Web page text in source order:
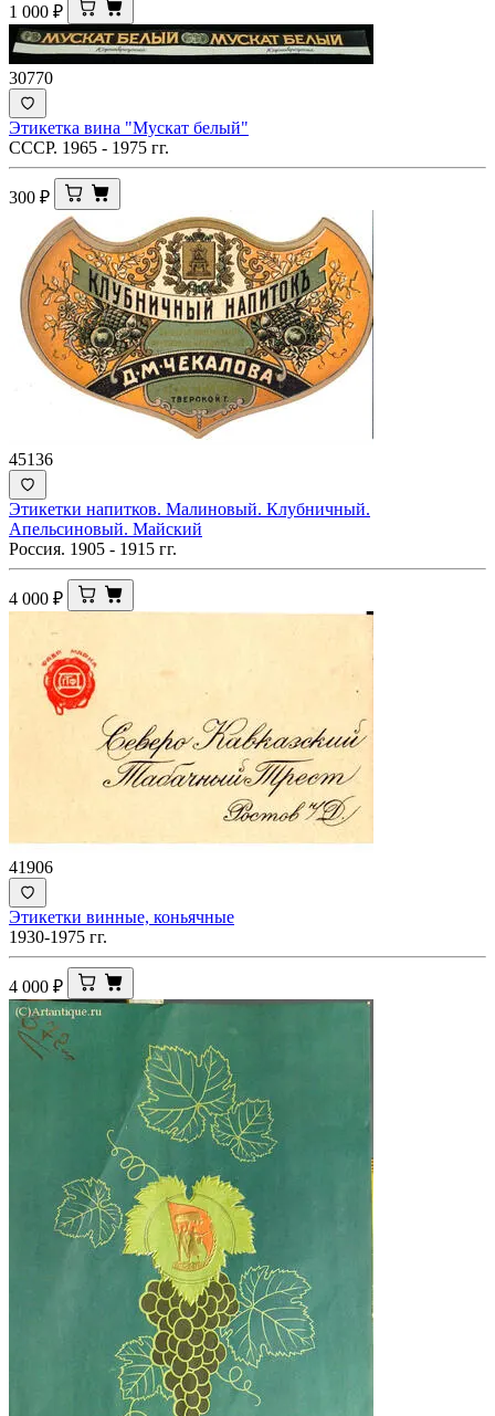
1 000 ₽
30770
Этикетка вина "Мускат белый"
СССР. 1965 - 1975 гг.
300 ₽
45136
Этикетки напитков. Малиновый. Клубничный.
Апельсиновый. Майский
Россия. 1905 - 1915 гг.
4 000 ₽
41906
Этикетки винные, коньячные
1930-1975 гг.
4 000 ₽